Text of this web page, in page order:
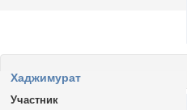
Хаджимурат
Участник